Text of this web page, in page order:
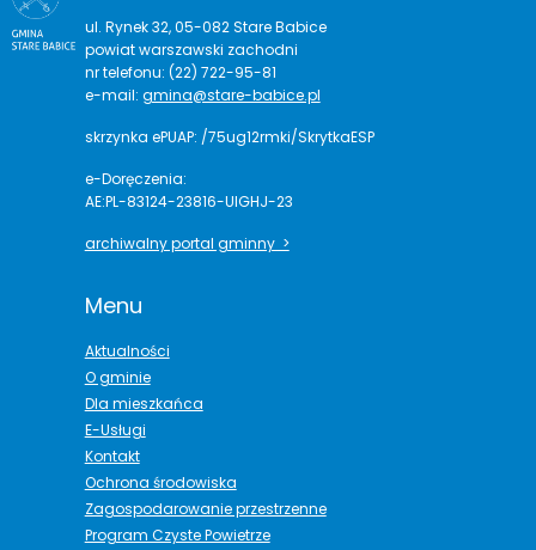
ul. Rynek 32, 05-082 Stare Babice
powiat warszawski zachodni
nr telefonu: (22) 722-95-81
e-mail: gmina@stare-babice.pl
skrzynka ePUAP: /75ug12rmki/SkrytkaESP
e-Doręczenia:
AE:PL-83124-23816-UIGHJ-23
archiwalny portal gminny >
Menu
Aktualności
O gminie
Dla mieszkańca
E-Usługi
Kontakt
Ochrona środowiska
Zagospodarowanie przestrzenne
Program Czyste Powietrze